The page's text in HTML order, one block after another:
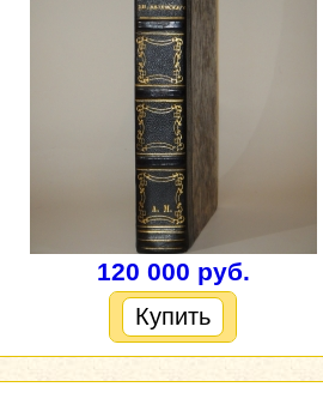
120 000 руб.
Купить